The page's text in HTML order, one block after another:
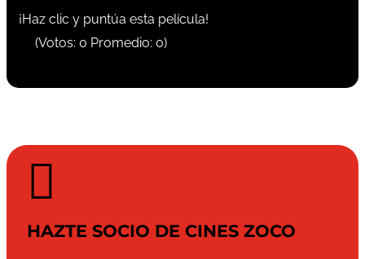
¡Haz clic y puntúa esta película!
(Votos: 0 Promedio: 0)

HAZTE SOCIO DE CINES ZOCO